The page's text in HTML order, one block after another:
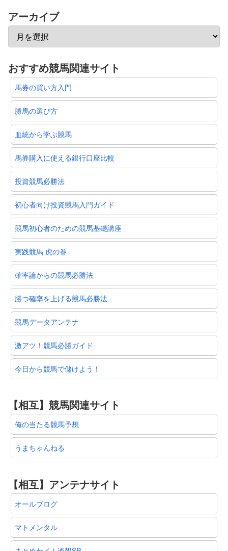
アーカイブ
おすすめ競馬関連サイト
馬券の買い方入門
勝馬の選び方
血統から学ぶ競馬
馬券購入に使える銀行口座比較
投資競馬必勝法
初心者向け投資競馬入門ガイド
競馬初心者のための競馬基礎講座
実践競馬 虎の巻
確率論からの競馬必勝法
勝つ確率を上げる競馬必勝法
競馬データアンテナ
激アツ！競馬必勝ガイド
今日から競馬で儲けよう！
【相互】競馬関連サイト
俺の当たる競馬予想
うまちゃんねる
【相互】アンテナサイト
オールブログ
マトメンタル